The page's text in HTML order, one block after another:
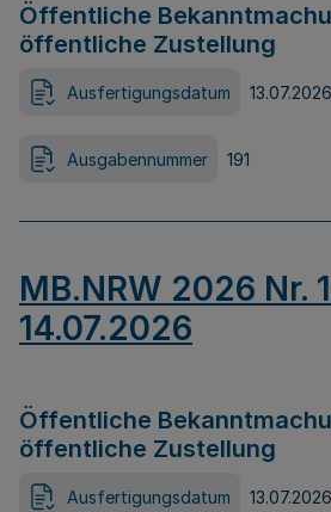
Öffentliche
öffentliche Zustellung
Ausfertigungsdatum 13.07.2026
Ausgabennummer 191
MB.NRW 2026 Nr.
14.07.2026
Öffentliche
öffentliche Zustellung
Ausfertigungsdatum 13.07.2026